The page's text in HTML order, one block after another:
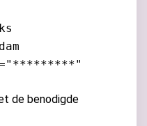
de benodigde